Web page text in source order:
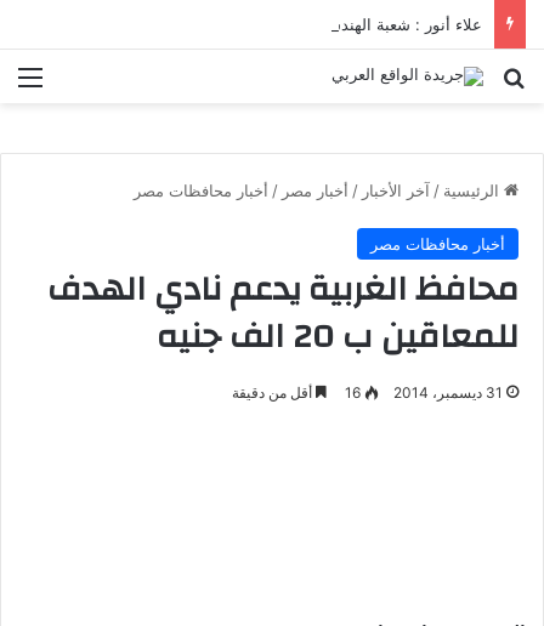
بحث عن
الرئيسية / آخر الأخبار / أخبار مصر / أخبار محافظات مصر
أخبار محافظات مصر
محافظ الغربية يدعم نادي الهدف
للمعاقين ب 20 الف جنيه
31 ديسمبر، 2014 16 أقل من دقيقة